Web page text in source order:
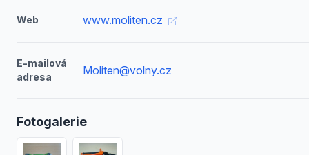
Web www.moliten.cz
E-mailová
adresa
Moliten@volny.cz
Fotogalerie